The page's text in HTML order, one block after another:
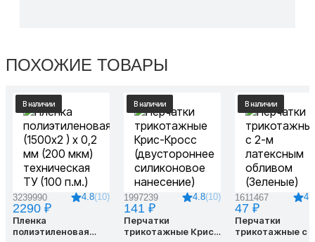
ПОХОЖИЕ ТОВАРЫ
В наличии
3239990 4.8(10)
2290 ₽
Пленка
полиэтиленовая
В наличии
1997239 4.8(10)
141 ₽
Перчатки
трикотажные Крис-
В наличии
1611467
47 ₽
Перчатки
трикотажные с